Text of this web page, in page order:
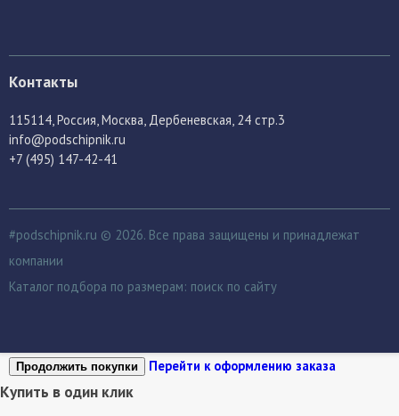
Контакты
115114 , Россия, Москва, Дербеневская, 24 стр.3
info@podschipnik.ru
+7 (495) 147-42-41
#podschipnik.ru © 2026. Все права защищены и принадлежат
компании
Каталог подбора по размерам: поиск по сайту
Продолжить покупки Перейти к оформлению заказа
Купить в один клик